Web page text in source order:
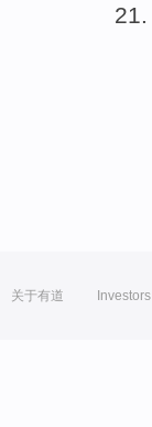
关于有道 Investors